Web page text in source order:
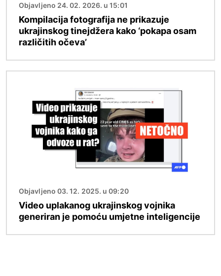
Objavljeno 24. 02. 2026. u 15:01
Kompilacija fotografija ne prikazuje
ukrajinskog tinejdžera kako ‘pokapa osam
različitih očeva’
Objavljeno 03. 12. 2025. u 09:20
Video uplakanog ukrajinskog vojnika
generiran je pomoću umjetne inteligencije